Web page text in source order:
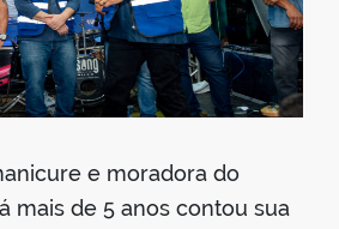
e moradora do
mais de 5 anos contou sua